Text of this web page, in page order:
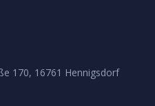
170, 16761 Hennigsdorf